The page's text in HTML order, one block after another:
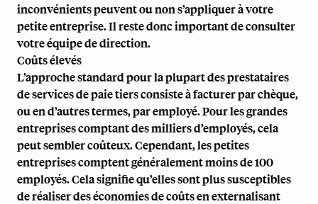
inconvénients peuvent ou non s’appliquer à votre
petite entreprise. Il reste donc important de consulter
votre équipe de direction.
Coûts élevés
L’approche standard pour la plupart des prestataires
de services de paie tiers consiste à facturer par chèque,
ou en d’autres termes, par employé. Pour les grandes
entreprises comptant des milliers d’employés, cela
peut sembler coûteux. Cependant, les petites
entreprises comptent généralement moins de 100
employés. Cela signifie qu’elles sont plus susceptibles
de réaliser des économies de coûts en externalisant